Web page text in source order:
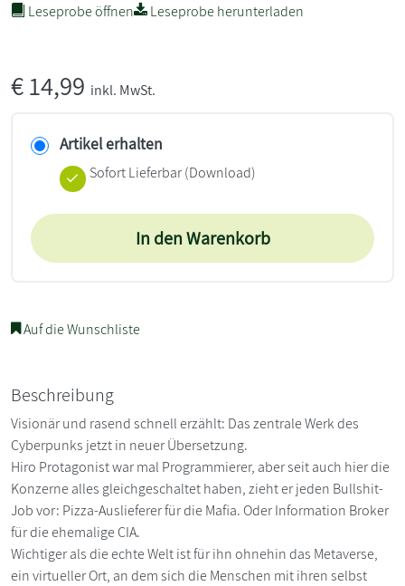
Leseprobe öffnen Leseprobe herunterladen
€14,99 inkl. MwSt.
Artikel erhalten
Sofort Lieferbar (Download)
In den Warenkorb
Auf die Wunschliste
Beschreibung
Visionär und rasend schnell erzählt: Das zentrale Werk des
Cyberpunks jetzt in neuer Übersetzung.
Hiro Protagonist war mal Programmierer, aber seit auch hier die
Konzerne alles gleichgeschaltet haben, zieht er jeden Bullshit-
Job vor: Pizza-Auslieferer für die Mafia. Oder Information Broker
für die ehemalige CIA.
Wichtiger als die echte Welt ist für ihn ohnehin das Metaverse,
ein virtueller Ort, an dem sich die Menschen mit ihren selbst